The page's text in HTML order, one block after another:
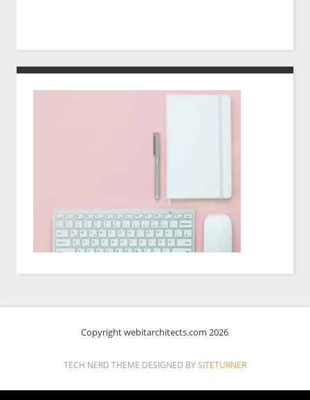
Copyright webitarchitects.com 2026
TECH NERD THEME DESIGNED BY SITETURNER